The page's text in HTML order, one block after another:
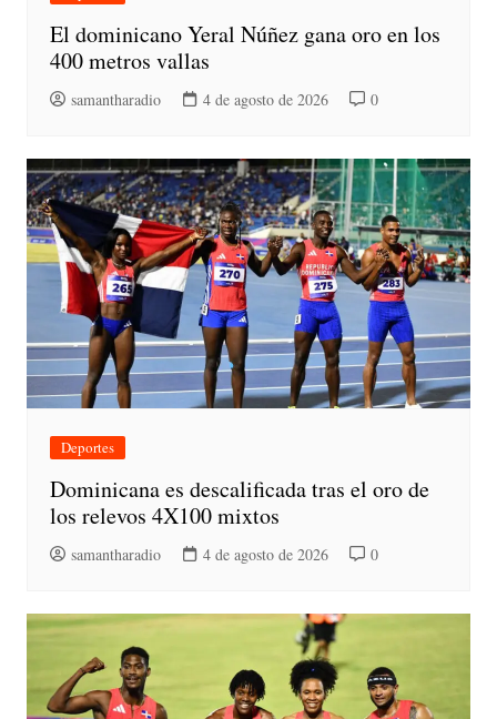
El dominicano Yeral Núñez gana oro en los
400 metros vallas
samantharadio 4 de agosto de 2026 0
Deportes
Dominicana es descalificada tras el oro de
los relevos 4X100 mixtos
samantharadio 4 de agosto de 2026 0